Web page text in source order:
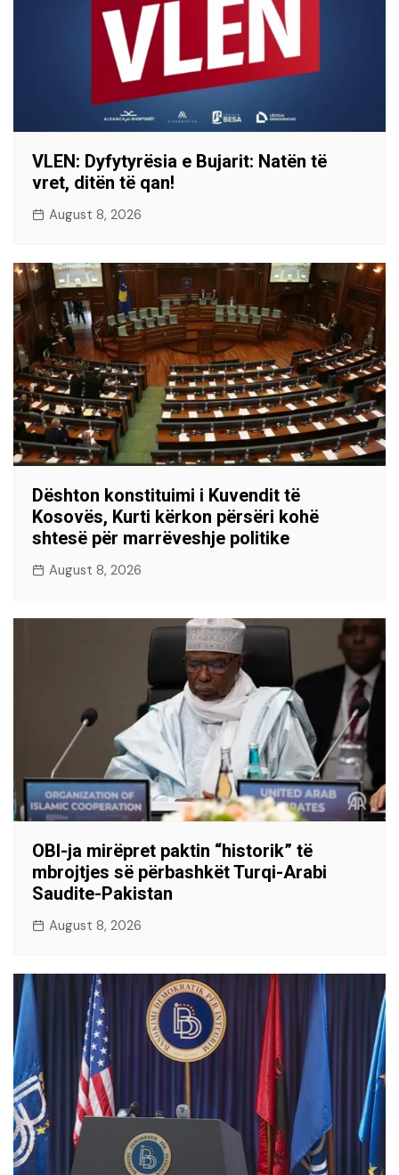
VLEN: Dyfytyrësia e Bujarit: Natën të
vret, ditën të qan!
August 8, 2026
Dështon konstituimi i Kuvendit të
Kosovës, Kurti kërkon përsëri kohë
shtesë për marrëveshje politike
August 8, 2026
OBI-ja mirëpret paktin “historik” të
mbrojtjes së përbashkët Turqi-Arabi
Saudite-Pakistan
August 8, 2026